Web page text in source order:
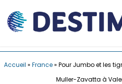
Accueil » France» Pour Jumbo et les
Muller-Zavatta à